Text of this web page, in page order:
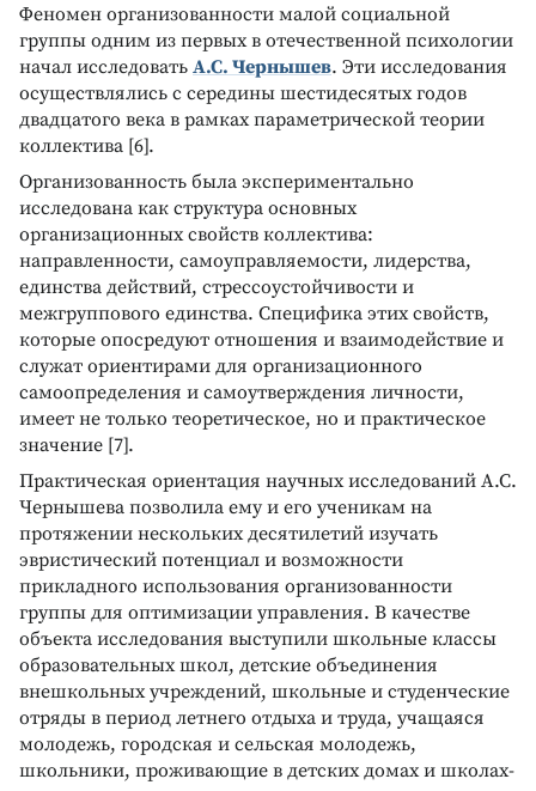
Феномен организованности малой социальной
группы одним из первых в отечественной психологии
начал исследовать А.С. Чернышев. Эти исследования
осуществлялись с середины шестидесятых годов
двадцатого века в рамках параметрической теории
коллектива [6].
Организованность была экспериментально
исследована как структура основных
организационных свойств коллектива:
направленности, самоуправляемости, лидерства,
единства действий, стрессоустойчивости и
межгруппового единства. Специфика этих свойств,
которые опосредуют отношения и взаимодействие и
служат ориентирами для организационного
самоопределения и самоутверждения личности,
имеет не только теоретическое, но и практическое
значение [7].
Практическая ориентация научных исследований А.С.
Чернышева позволила ему и его ученикам на
протяжении нескольких десятилетий изучать
эвристический потенциал и возможности
прикладного использования организованности
группы для оптимизации управления. В качестве
объекта исследования выступили школьные классы
образовательных школ, детские объединения
внешкольных учреждений, школьные и студенческие
отряды в период летнего отдыха и труда, учащаяся
молодежь, городская и сельская молодежь,
школьники, проживающие в детских домах и школах-